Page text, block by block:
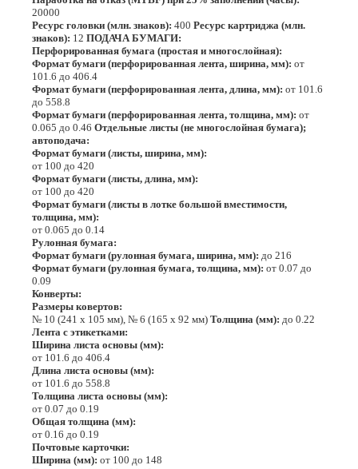
20000
Ресурс головки (млн. знаков): 400 Ресурс картриджа (млн.
знаков): 12 ПОДАЧА БУМАГИ:
Перфорированная бумага (простая и многослойная):
Формат бумаги (перфорированная лента, ширина, мм): от
101.6 до 406.4
Формат бумаги (перфорированная лента, длина, мм): от 101.6
до 558.8
Формат бумаги (перфорированная лента, толщина, мм): от
0.065 до 0.46 Отдельные листы (не многослойная бумага);
автоподача:
Формат бумаги (листы, ширина, мм):
от 100 до 420
Формат бумаги (листы, длина, мм):
от 100 до 420
Формат бумаги (листы в лотке большой вместимости,
толщина, мм):
от 0.065 до 0.14
Рулонная бумага:
Формат бумаги (рулонная бумага, ширина, мм): до 216
Формат бумаги (рулонная бумага, толщина, мм): от 0.07 до
0.09
Конверты:
Размеры ковертов:
№ 10 (241 х 105 мм), № 6 (165 х 92 мм) Толщина (мм): до 0.22
Лента с этикетками:
Ширина листа основы (мм):
от 101.6 до 406.4
Длина листа основы (мм):
от 101.6 до 558.8
Толщина листа основы (мм):
от 0.07 до 0.19
Общая толщина (мм):
от 0.16 до 0.19
Почтовые карточки:
Ширина (мм): от 100 до 148